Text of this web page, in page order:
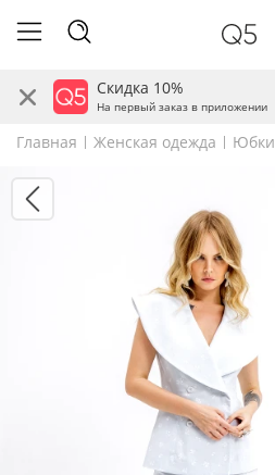
Скидка 10%
На первый заказ в приложении
Главная Женская одежда Юбки